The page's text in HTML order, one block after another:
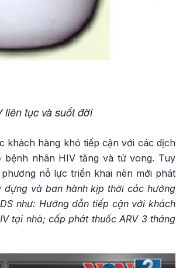
liên tục và suốt đời
khách hàng khó tiếp cận với các dịch
nhân HIV tăng và tử vong. Tuy
nỗ lực triển khai nên mới phát
dựng và ban hành kịp thời các hướng
như: Hướng dẫn tiếp cận với khách
tại nhà; cấp phát thuốc ARV 3 tháng